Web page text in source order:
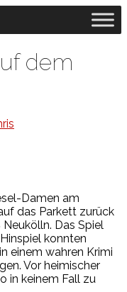
dem
Damen am
das Parkett zurück
Das Spiel
konnten
einem wahren Krimi
Vor heimischer
in keinem Fall zu